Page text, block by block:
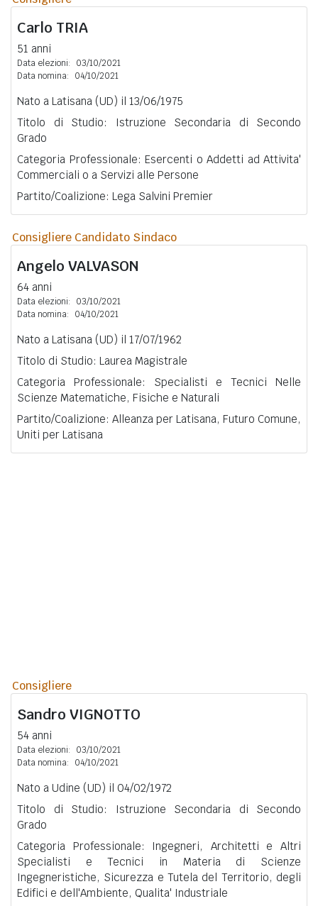
Carlo TRIA
51 anni
Data elezioni:
03/10/2021
Data nomina:
04/10/2021
Nato a Latisana (UD) il 13/06/1975
Titolo di Studio: Istruzione Secondaria di Secondo
Grado
Categoria Professionale: Esercenti o Addetti ad Attivita'
Commerciali o a Servizi alle Persone
Partito/Coalizione: Lega Salvini Premier
Consigliere Candidato Sindaco
Angelo VALVASON
64 anni
Data elezioni:
03/10/2021
Data nomina:
04/10/2021
Nato a Latisana (UD) il 17/07/1962
Titolo di Studio: Laurea Magistrale
Categoria Professionale: Specialisti e Tecnici Nelle
Scienze Matematiche, Fisiche e Naturali
Partito/Coalizione: Alleanza per Latisana, Futuro Comune,
Uniti per Latisana
Consigliere
Sandro VIGNOTTO
54 anni
Data elezioni:
03/10/2021
Data nomina:
04/10/2021
Nato a Udine (UD) il 04/02/1972
Titolo di Studio: Istruzione Secondaria di Secondo
Grado
Categoria Professionale: Ingegneri, Architetti e Altri
Specialisti e Tecnici in Materia di Scienze
Ingegneristiche, Sicurezza e Tutela del Territorio, degli
Edifici e dell'Ambiente, Qualita' Industriale